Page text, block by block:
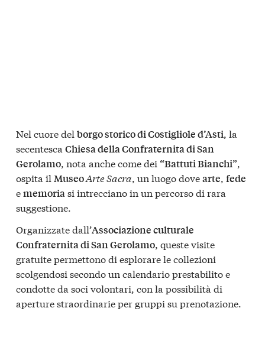
Nel cuore del borgo storico di Costigliole d’Asti, la
secentesca Chiesa della Confraternita di San
Gerolamo, nota anche come dei “Battuti Bianchi”,
ospita il MuseoArte Sacra, un luogo dovearte, fede
ememoriasi intrecciano in un percorso di rara
suggestione.
Organizzate dall’Associazione culturale
Confraternita di San Gerolamo, queste visite
gratuite permettono di esplorare le collezioni
scolgendosi secondo un calendario prestabilito e
condotte da soci volontari, con la possibilità di
aperture straordinarie per gruppi su prenotazione.